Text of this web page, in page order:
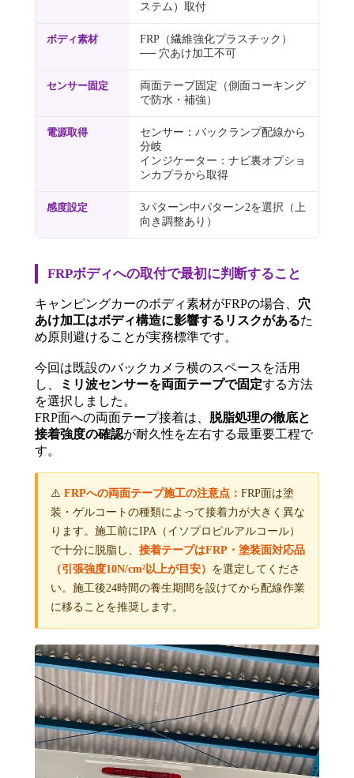
ステム）取付
ボディ素材
FRP（繊維強化プラスチック）
── 穴あけ加工不可
センサー固定
両面テープ固定（側面コーキング
で防水・補強）
電源取得
センサー：バックランプ配線から
分岐
インジケーター：ナビ裏オプショ
ンカプラから取得
感度設定
3パターン中パターン2を選択（上
向き調整あり）
FRPボディへの取付で最初に判断すること
キャンピングカーのボディ素材がFRPの場合、 穴
あけ加工はボディ構造に影響するリスクがあるた
め原則避けることが実務標準です。
今回は既設のバックカメラ横のスペースを活用
し、
ミリ波センサーを両面テープで固定する方法
を選択しました。
FRP面への両面テープ接着は、 脱脂処理の徹底と
接着強度の確認が耐久性を左右する最重要工程で
す。
⚠️ FRPへの両面テープ施工の注意点： FRP面は塗
装・ゲルコートの種類によって接着力が大きく異な
ります。施工前にIPA（イソプロピルアルコール）
で十分に脱脂し、 接着テープはFRP・塗装面対応品
（引張強度10N/cm²以上が目安） を選定してくださ
い。施工後24時間の養生期間を設けてから配線作業
に移ることを推奨します。